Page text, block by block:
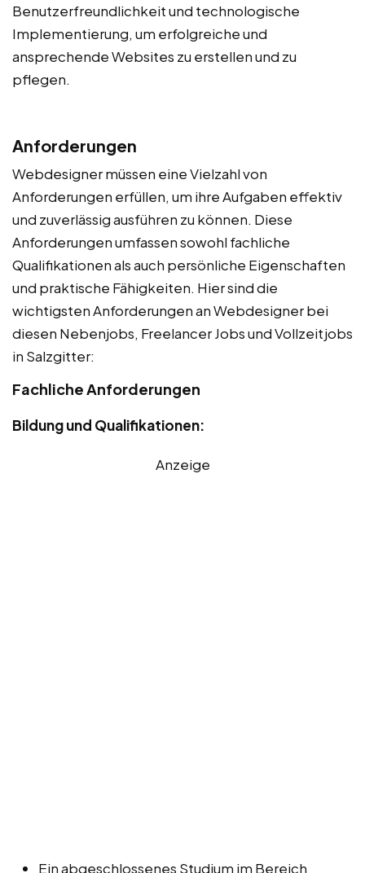
Benutzerfreundlichkeit und technologische
Implementierung, um erfolgreiche und
ansprechende Websites zu erstellen und zu
pflegen.
Anforderungen
Webdesigner müssen eine Vielzahl von
Anforderungen erfüllen, um ihre Aufgaben effektiv
und zuverlässig ausführen zu können. Diese
Anforderungen umfassen sowohl fachliche
Qualifikationen als auch persönliche Eigenschaften
und praktische Fähigkeiten. Hier sind die
wichtigsten Anforderungen an Webdesigner bei
diesen Nebenjobs, Freelancer Jobs und Vollzeitjobs
in Salzgitter:
Fachliche Anforderungen
Bildung und Qualifikationen:
Anzeige
Ein abgeschlossenes Studium im Bereich